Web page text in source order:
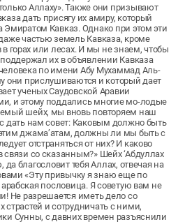
Аллаху». Также они призывают
дать присягу их амиру, который
Эмиратом Кавказ. Однако при этом эти
частью земель Кавказа, кроме
в горах или лесах. И мы не знаем, чтобы
их в объявлении Кавказа
по имени Абу Мухаммад Аль-
они прислушиваются и который дает
ученых Саудовской Аравии
и этому поддались многие мо-лодые
шейх, мы вновь повторяем наш
дать нам совет: Каковым должно быть
джама’атам, должны ли мы быть с
отстраняться от них? И каково
связи со сказанным?» Шейх ‘Абдуллах
да благословит тебя Аллах, отвечая на
«Эту привычку я знаю еще по
арабская пословица. Я советую вам не
Не разрешается иметь дело со
страстей и сотрудничать с ними,
Сунны, с давних времен разъяснили